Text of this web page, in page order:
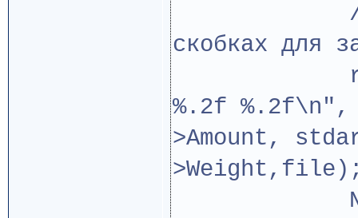
// вот
скобках для
res=
%.2f
>Amount,